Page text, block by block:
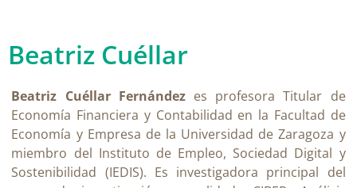
Beatriz Cuéllar
Beatriz Cuéllar Fernándezes profesora Titular de
Economía Financiera y Contabilidad en la Facultad de
Economía y Empresa de la Universidad de Zaragoza y
miembro del Instituto de Empleo, Sociedad Digital y
Sostenibilidad (IEDIS). Es investigadora principal del